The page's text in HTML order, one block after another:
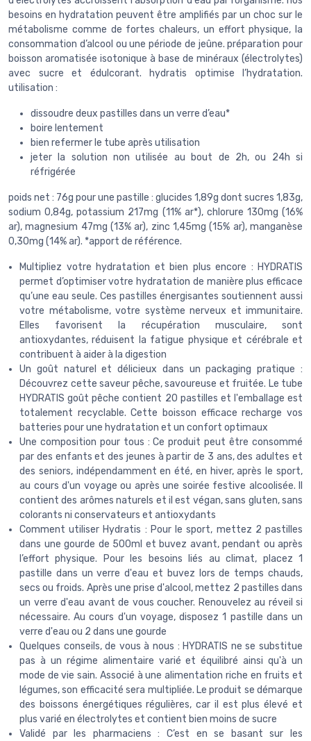
besoins en hydratation peuvent être amplifiés par un choc sur le
métabolisme comme de fortes chaleurs, un effort physique, la
consommation d’alcool ou une période de jeûne. préparation pour
boisson aromatisée isotonique à base de minéraux (électrolytes)
avec sucre et édulcorant. hydratis optimise l’hydratation.
utilisation :
dissoudre deux pastilles dans un verre d’eau*
boire lentement
bien refermer le tube après utilisation
jeter la solution non utilisée au bout de 2h, ou 24h si
réfrigérée
poids net : 76g pour une pastille : glucides 1,89g dont sucres 1,83g,
sodium 0,84g, potassium 217mg (11% ar*), chlorure 130mg (16%
ar), magnesium 47mg (13% ar), zinc 1,45mg (15% ar), manganèse
0,30mg (14% ar). *apport de référence.
Multipliez votre hydratation et bien plus encore : HYDRATIS
permet d’optimiser votre hydratation de manière plus efficace
qu’une eau seule. Ces pastilles énergisantes soutiennent aussi
votre métabolisme, votre système nerveux et immunitaire.
Elles favorisent la récupération musculaire, sont
antioxydantes, réduisent la fatigue physique et cérébrale et
contribuent à aider à la digestion
Un goût naturel et délicieux dans un packaging pratique :
Découvrez cette saveur pêche, savoureuse et fruitée. Le tube
HYDRATIS goût pêche contient 20 pastilles et l'emballage est
totalement recyclable. Cette boisson efficace recharge vos
batteries pour une hydratation et un confort optimaux
Une composition pour tous : Ce produit peut être consommé
par des enfants et des jeunes à partir de 3 ans, des adultes et
des seniors, indépendamment en été, en hiver, après le sport,
au cours d'un voyage ou après une soirée festive alcoolisée. Il
contient des arômes naturels et il est végan, sans gluten, sans
colorants ni conservateurs et antioxydants
Comment utiliser Hydratis : Pour le sport, mettez 2 pastilles
dans une gourde de 500ml et buvez avant, pendant ou après
l’effort physique. Pour les besoins liés au climat, placez 1
pastille dans un verre d'eau et buvez lors de temps chauds,
secs ou froids. Après une prise d'alcool, mettez 2 pastilles dans
un verre d'eau avant de vous coucher. Renouvelez au réveil si
nécessaire. Au cours d'un voyage, disposez 1 pastille dans un
verre d'eau ou 2 dans une gourde
Quelques conseils, de vous à nous : HYDRATIS ne se substitue
pas à un régime alimentaire varié et équilibré ainsi qu'à un
mode de vie sain. Associé à une alimentation riche en fruits et
légumes, son efficacité sera multipliée. Le produit se démarque
des boissons énergétiques régulières, car il est plus élevé et
plus varié en électrolytes et contient bien moins de sucre
Validé par les pharmaciens : C’est en se basant sur les